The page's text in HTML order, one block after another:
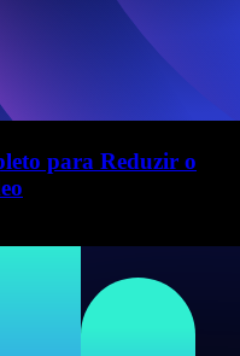
para Reduzir o